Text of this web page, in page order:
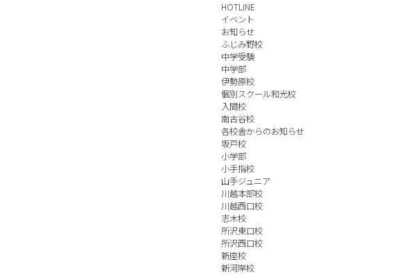
HOTLINE
イベント
お知らせ
ふじみ野校
中学受験
中学部
伊勢原校
個別スクール和光校
入間校
南古谷校
各校舎からのお知らせ
坂戸校
小学部
小手指校
山手ジュニア
川越本部校
川越西口校
志木校
所沢東口校
所沢西口校
新座校
新河岸校